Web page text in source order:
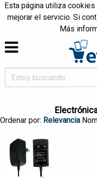
Esta página utiliza
mejorar el servicio. Si
Más
Ordenar por: Relevancia